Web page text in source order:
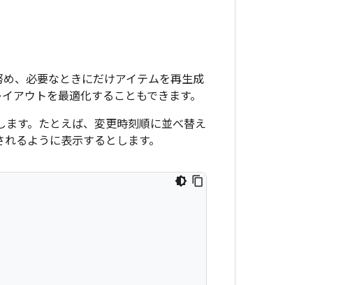
、必要なときにだけアイテムを再生成
アウトを最適化することもできます。
す。たとえば、変更時刻順に並べ替え
るように表示するとします。